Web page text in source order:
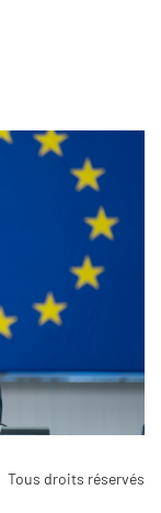
Tous droits réservés